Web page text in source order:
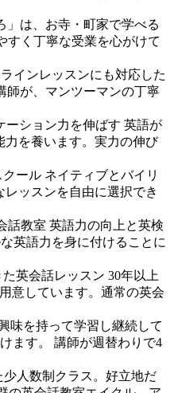
」は、お寺・町家で学べる
すく丁寧な受業を心がけて
インレッスンにも対応した
師が、マンツーマンの丁寧
ーション力を伸ばす 英語が
力を養います。実力の伸び
クール ネイティブとバイリ
ッスンを自由に選択でき
話教室 英語力の向上と英検
英語力を身に付けることに
英会話レッスン 30年以上
意しています。通常の英会
味を持って学習し継続して
ます。 講師が週替わりで4
人数制クラス。好立地だ